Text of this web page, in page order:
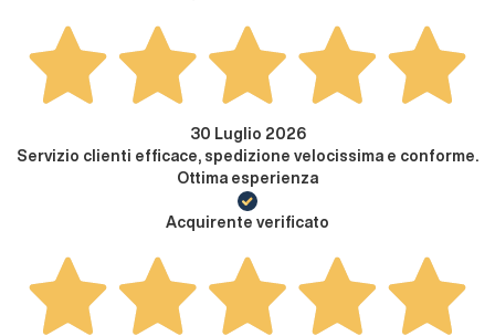
30 Luglio 2026
Servizio clienti efficace, spedizione velocissima e conforme.
Ottima esperienza
Acquirente verificato